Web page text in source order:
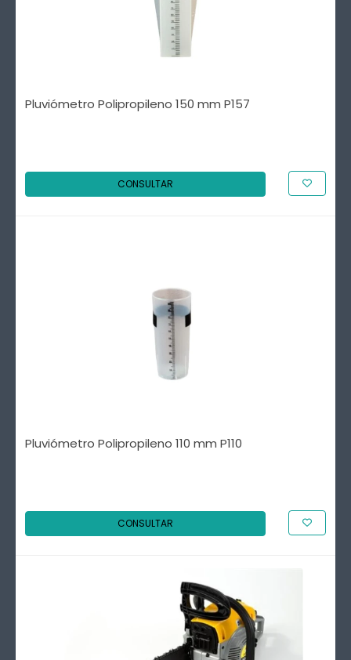
Pluviómetro Polipropileno 150 mm P157
CONSULTAR
Pluviómetro Polipropileno 110 mm P110
CONSULTAR